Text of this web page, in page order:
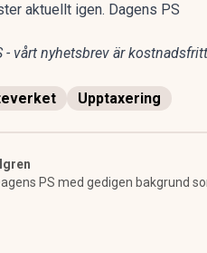
aktuellt igen. Dagens PS
- vårt nyhetsbrev är
Upptaxering
PS med gedigen bakgrund